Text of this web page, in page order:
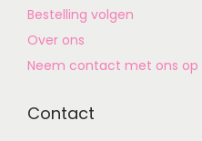
Bestelling volgen
Over ons
Neem contact met ons op
Contact